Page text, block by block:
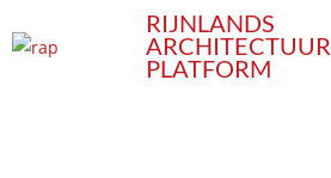
RIJNLANDS
ARCHITECTUUR
PLATFORM